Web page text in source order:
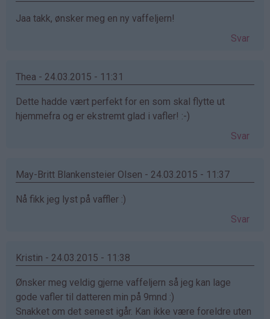
Jaa takk, ønsker meg en ny vaffeljern!
Svar
Thea - 24.03.2015 - 11:31
Dette hadde vært perfekt for en som skal flytte ut
hjemmefra og er ekstremt glad i vafler! :-)
Svar
May-Britt Blankensteier Olsen - 24.03.2015 - 11:37
Nå fikk jeg lyst på vaffler :)
Svar
Kristin - 24.03.2015 - 11:38
Ønsker meg veldig gjerne vaffeljern så jeg kan lage
gode vafler til datteren min på 9mnd :)
Snakket om det senest igår. Kan ikke være foreldre uten